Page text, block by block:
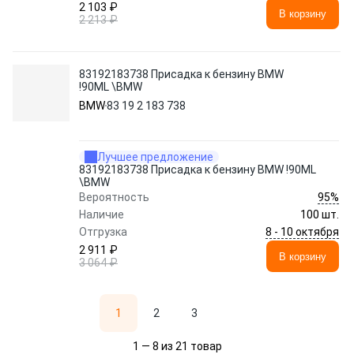
2 103 ₽
2 213 ₽
В корзину
83192183738 Присадка к бензину BMW
!90ML \BMW
BMW83 19 2 183 738
Лучшее предложение
83192183738 Присадка к бензину BMW !90ML
\BMW
Вероятность
95%
Наличие
100 шт.
Отгрузка
8 - 10 октября
2 911 ₽
3 064 ₽
В корзину
1 2 3
1 — 8 из 21 товар